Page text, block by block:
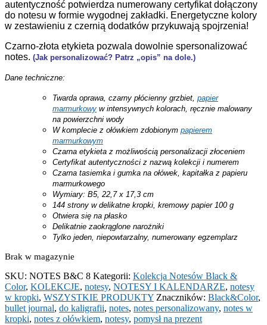
autentyczność potwierdza numerowany certyfikat dołączony
do notesu w formie wygodnej zakładki. Energetyczne kolory
w zestawieniu z czernią dodatków przykuwają spojrzenia!
Czarno-złota etykieta pozwala dowolnie spersonalizować
notes. (Jak personalizować? Patrz „opis” na dole.)
Dane techniczne:
Twarda oprawa, czarny płócienny grzbiet, papier
marmurkowy w intensywnych kolorach, ręcznie malowany
na powierzchni wody
W komplecie z ołówkiem zdobionym papierem
marmurkowym
Czarna etykieta z możliwością personalizacji złoceniem
Certyfikat autentyczności z nazwą kolekcji i numerem
Czarna tasiemka i gumka na ołówek, kapitałka z papieru
marmurkowego
Wymiary: B5, 22,7 x 17,3 cm
144 strony w delikatne kropki, kremowy papier 100 g
Otwiera się na płasko
Delikatnie zaokrąglone narożniki
Tylko jeden, niepowtarzalny, numerowany egzemplarz
Brak w magazynie
SKU: NOTES B&C 8 Kategorii: Kolekcja Notesów Black &
Color, KOLEKCJE, notesy, NOTESY I KALENDARZE, notesy
w kropki, WSZYSTKIE PRODUKTY Znaczników: Black&Color,
bullet journal, do kaligrafii, notes, notes personalizowany, notes w
kropki, notes z ołówkiem, notesy, pomysł na prezent